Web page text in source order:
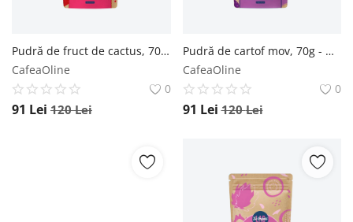
Pudră de fruct de cactus, 70g - Default Title The Organic Lab
CafeaOline
0
91 Lei 120Lei
Pudră de cartof mov, 70g - Default Title The Organic Lab
CafeaOline
0
91 Lei 120Lei